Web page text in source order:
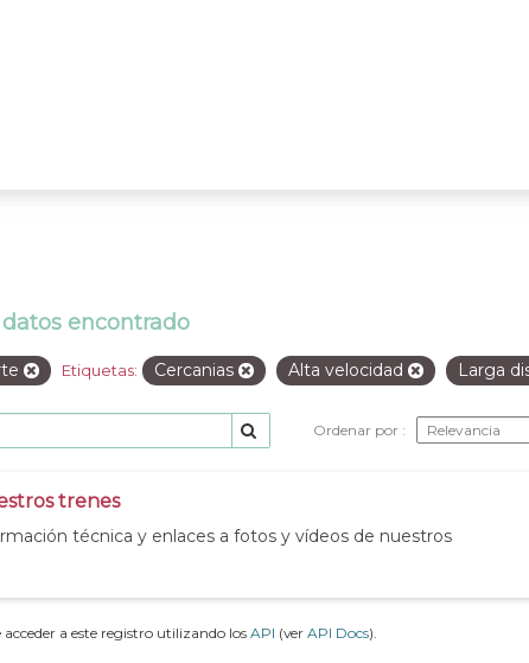
encontrado
Etiquetas: Cercanias Alta velocidad Larga
Ordenar por
trenes
técnica y enlaces a fotos y vídeos de nuestros
a este registro utilizando losAPI (ver API Docs).